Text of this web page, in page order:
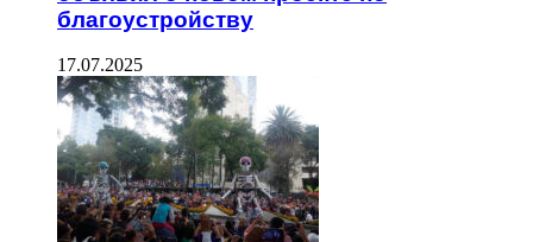
благоустройству
17.07.2025